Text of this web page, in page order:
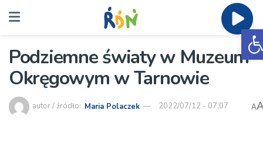
Podziemne światy w Muzeum
Okręgowym w Tarnowie
autor / źródło: Maria Polaczek 2022/07/12 - 07:07 A